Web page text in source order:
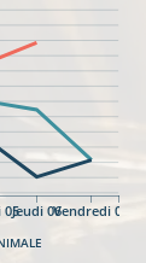
05Jeudi 06Vendredi 07